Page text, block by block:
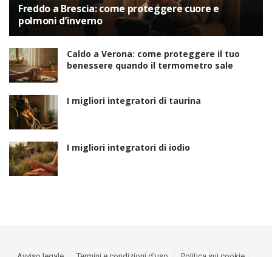
Freddo a Brescia: come proteggere cuore e
polmoni d’inverno
Caldo a Verona: come proteggere il tuo
benessere quando il termometro sale
I migliori integratori di taurina
I migliori integratori di iodio